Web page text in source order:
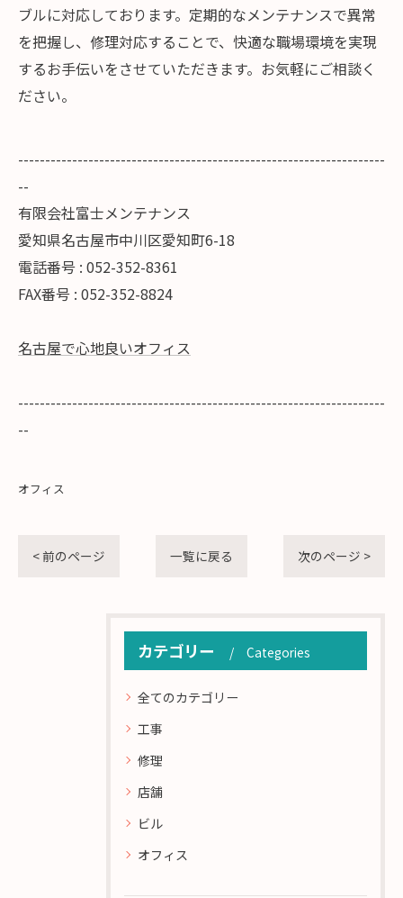
ブルに対応しております。定期的なメンテナンスで異常
を把握し、修理対応することで、快適な職場環境を実現
するお手伝いをさせていただきます。お気軽にご相談く
ださい。
--------------------------------------------------------------------
--
有限会社富士メンテナンス
愛知県名古屋市中川区愛知町6-18
電話番号 : 052-352-8361
FAX番号 : 052-352-8824
名古屋で心地良いオフィス
--------------------------------------------------------------------
--
オフィス
< 前のページ 一覧に戻る 次のページ >
カテゴリー Categories
全てのカテゴリー
工事
修理
店舗
ビル
オフィス